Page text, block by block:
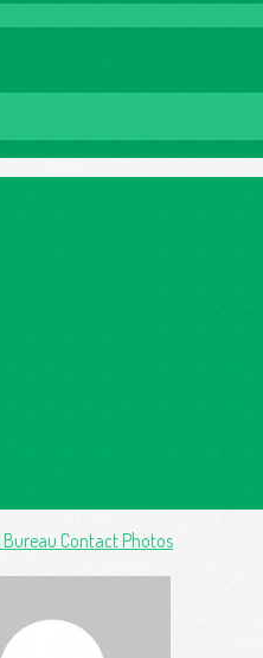
Bureau ContactPhotos